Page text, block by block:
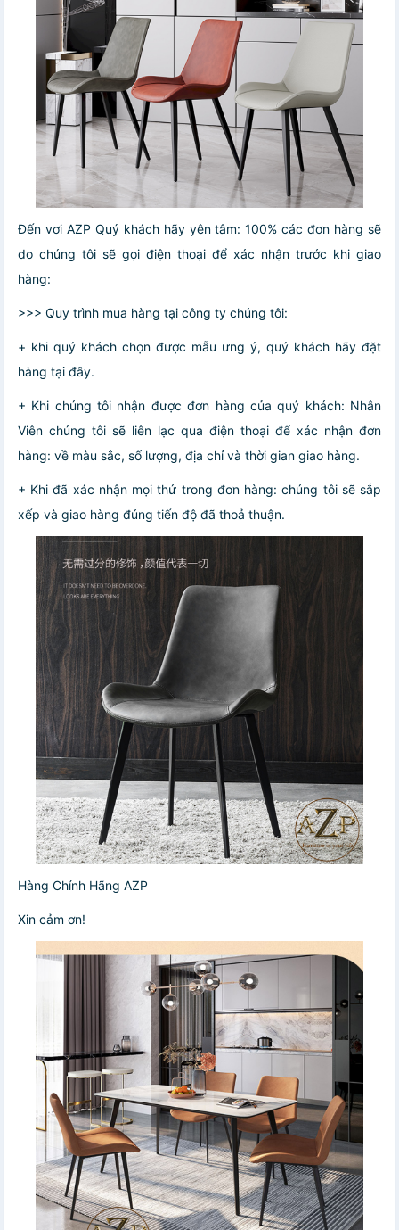
Đến vơi AZP Quý khách hãy yên tâm: 100% các đơn hàng sẽ
do chúng tôi sẽ gọi điện thoại để xác nhận trước khi giao
hàng:
>>> Quy trình mua hàng tại công ty chúng tôi:
+ khi quý khách chọn được mẫu ưng ý, quý khách hãy đặt
hàng tại đây.
+ Khi chúng tôi nhận được đơn hàng của quý khách: Nhân
Viên chúng tôi sẽ liên lạc qua điện thoại để xác nhận đơn
hàng: về màu sắc, số lượng, địa chỉ và thời gian giao hàng.
+ Khi đã xác nhận mọi thứ trong đơn hàng: chúng tôi sẽ sắp
xếp và giao hàng đúng tiến độ đã thoả thuận.
Hàng Chính Hãng AZP
Xin cảm ơn!